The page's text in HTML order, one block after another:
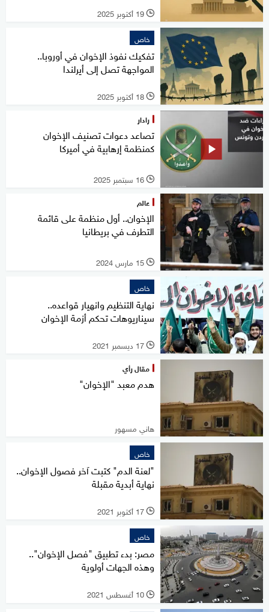
l 19 أكتوبر 2025
خاص
تفكيك نفوذ الإخوان في أوروبا..
المواجهة تصل إلى أيرلندا
l 18 أكتوبر 2025
رادار
تصاعد دعوات تصنيف الإخوان
كمنظمة إرهابية في أميركا
l 16 سبتمبر 2025
عالم
الإخوان.. أول منظمة على قائمة
التطرف في بريطانيا
l 15 مارس 2024
خاص
نهاية التنظيم وانهيار قواعده..
سيناريوهات تحكم أزمة الإخوان
l 17 ديسمبر 2021
مقال رأي
هدم معبد "الإخوان"
هاني مسهور
خاص
"لعنة الدم" كتبت آخر فصول الإخوان..
نهاية أبدية مقبلة
l 17 أكتوبر 2021
خاص
مصر: بدء تطبيق "فصل الإخوان"..
وهذه الجهات أولوية
l 10 أغسطس 2021